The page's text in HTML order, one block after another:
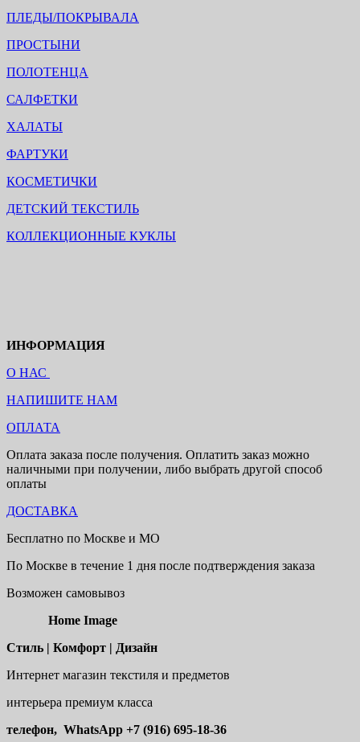
ПЛЕДЫ/ПОКРЫВАЛА
ПРОСТЫНИ
ПОЛОТЕНЦА
САЛФЕТКИ
ХАЛАТЫ
ФАРТУКИ
КОСМЕТИЧКИ
ДЕТСКИЙ ТЕКСТИЛЬ
КОЛЛЕКЦИОННЫЕ КУКЛЫ
ИНФОРМАЦИЯ
О НАС
НАПИШИТЕ НАМ
ОПЛАТА
Оплата заказа после получения. Оплатить заказ можно
наличными при получении, либо выбрать другой способ
оплаты
ДОСТАВКА
Бесплатно по Москве и МО
По Москве в течение 1 дня после подтверждения заказа
Возможен самовывоз
Home Image
Стиль | Комфорт | Дизайн
Интернет магазин текстиля и предметов
интерьера премиум класса
телефон, WhatsApp +7 (916) 695-18-36